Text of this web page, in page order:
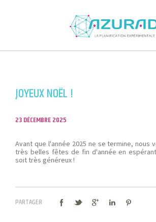
JOYEUX NOËL !
23 DÉCEMBRE 2025
Avant que l'année 2025 ne se termine, nous
très belles fêtes de fin d'année en
soit très généreux !
PARTAGER